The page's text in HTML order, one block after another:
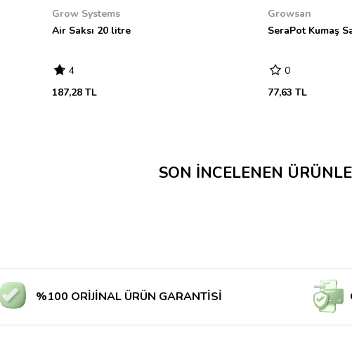
Grow Systems
Air Saksı 20 litre
4
187,28 TL
Growsan
SeraPot Kumaş
0
77,63 TL
SON İNCELENEN
%100 ORİJİNAL ÜRÜN GARANTİSİ